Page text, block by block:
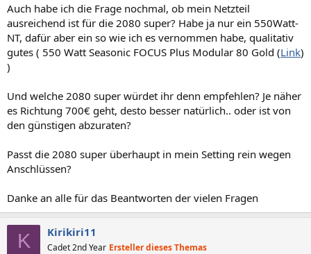
Auch habe ich die Frage nochmal, ob mein Netzteil
ausreichend ist für die 2080 super? Habe ja nur ein 550Watt-
NT, dafür aber ein so wie ich es vernommen habe, qualitativ
gutes ( 550 Watt Seasonic FOCUS Plus Modular 80 Gold (Link)
)
Und welche 2080 super würdet ihr denn empfehlen? Je näher
es Richtung 700€ geht, desto besser natürlich.. oder ist von
den günstigen abzuraten?
Passt die 2080 super überhaupt in mein Setting rein wegen
Anschlüssen?
Danke an alle für das Beantworten der vielen Fragen
K Kirikiri11
Cadet 2nd Year Ersteller dieses Themas